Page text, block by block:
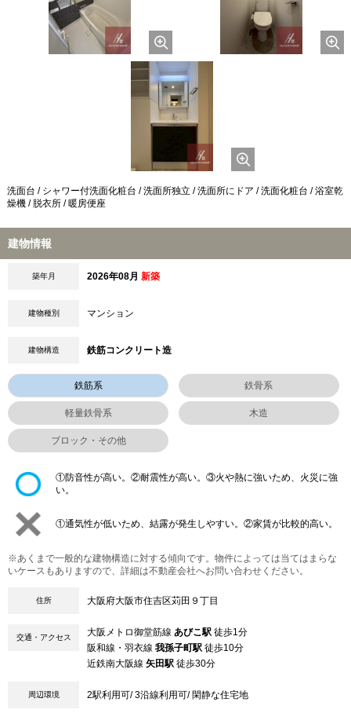
洗面台 / シャワー付洗面化粧台 / 洗面所独立 / 洗面所にドア / 洗面化粧台 / 浴室乾
燥機 / 脱衣所 / 暖房便座
建物情報
築年月 2026年08月 新築
建物種別 マンション
建物構造 鉄筋コンクリート造
鉄筋系 鉄骨系
軽量鉄骨系 木造
ブロック・その他
①防音性が高い。②耐震性が高い。③火や熱に強いため、火災に強
い。
①通気性が低いため、結露が発生しやすい。②家賃が比較的高い。
※あくまで一般的な建物構造に対する傾向です。物件によっては当てはまらな
いケースもありますので、詳細は不動産会社へお問い合わせください。
住所 大阪府大阪市住吉区苅田９丁目
交通・アクセス 大阪メトロ御堂筋線 あびこ駅 徒歩1分
阪和線・羽衣線 我孫子町駅 徒歩10分
近鉄南大阪線 矢田駅 徒歩30分
周辺環境 2駅利用可/ 3沿線利用可/ 閑静な住宅地